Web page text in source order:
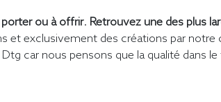
ou à offrir. Retrouvez une des plus
et exclusivement des créations par
car nous pensons que la qualité dans